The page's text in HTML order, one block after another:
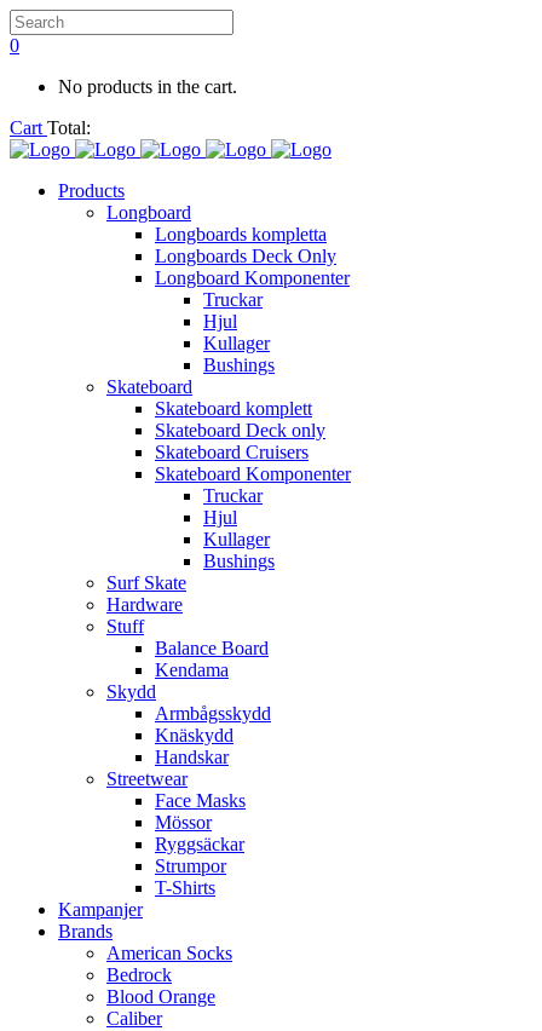
0
No products in the cart.
Cart Total:
Products
Longboard
Longboards kompletta
Longboards Deck Only
Longboard Komponenter
Truckar
Hjul
Kullager
Bushings
Skateboard
Skateboard komplett
Skateboard Deck only
Skateboard Cruisers
Skateboard Komponenter
Truckar
Hjul
Kullager
Bushings
Surf Skate
Hardware
Stuff
Balance Board
Kendama
Skydd
Armbågsskydd
Knäskydd
Handskar
Streetwear
Face Masks
Mössor
Ryggsäckar
Strumpor
T-Shirts
Kampanjer
Brands
American Socks
Bedrock
Blood Orange
Caliber